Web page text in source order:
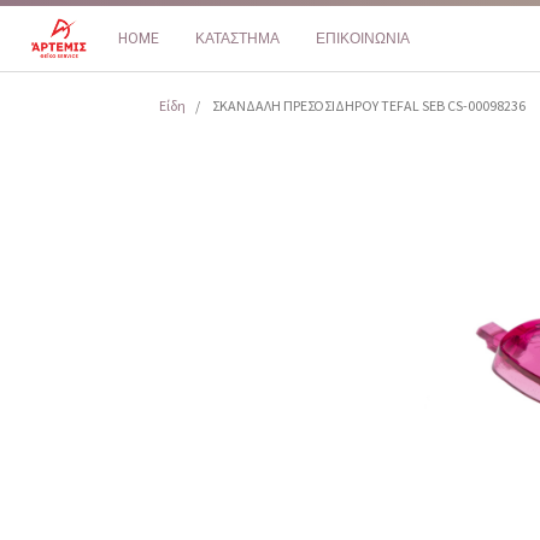
HOME ΚΑΤΑΣΤΗΜΑ ΕΠΙΚΟΙΝΩΝΙΑ
Είδη ΣΚΑΝΔΑΛΗ ΠΡΕΣΟΣΙΔΗΡΟΥ TEFAL SEB CS-00098236